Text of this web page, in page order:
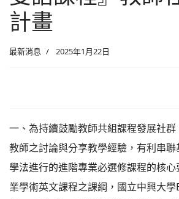
計畫
最新消息 2025年1月22日
一、為持續鼓勵教師共組課程發展社
教師之討論與分享教學經驗，有利串
學法進行的進階專業必選修課程的核心
業學術英文課程之課綱，國立中興大